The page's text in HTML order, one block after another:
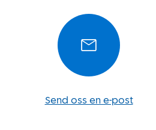
Send oss en e-post